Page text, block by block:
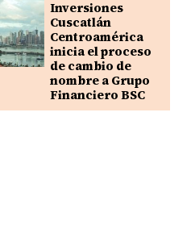
Inversiones
Cuscatlán
Centroamérica
inicia el proceso
de cambio de
nombre a Grupo
Financiero BSC